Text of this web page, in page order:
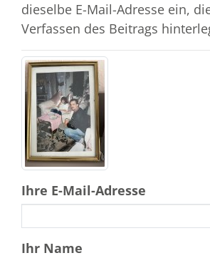
dieselbe E-Mail-Adresse ein,
Verfassen des Beitrags
Ihre E-Mail-Adresse
Ihr Name